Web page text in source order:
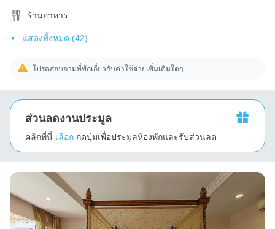
ร้านอาหาร
แสดงทั้งหมด (42)
โปรดสอบถามที่พักเกี่ยวกับค่าใช้จ่ายเพิ่มเติมใดๆ
ส่วนลดงานประมูล
คลิกที่นี่ เลือก กดปุ่มเพื่อประมูลห้องพักและรับส่วนลด